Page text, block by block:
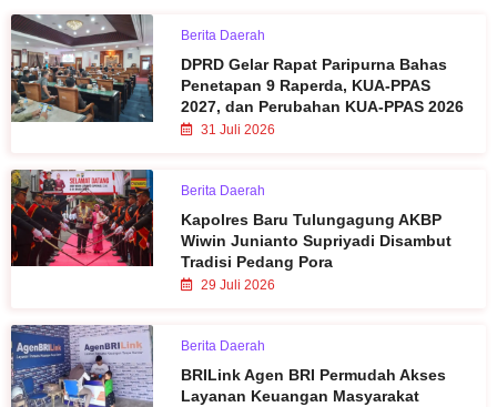
Berita Daerah
DPRD Gelar Rapat Paripurna Bahas
Penetapan 9 Raperda, KUA-PPAS
2027, dan Perubahan KUA-PPAS 2026
31 Juli 2026
Berita Daerah
Kapolres Baru Tulungagung AKBP
Wiwin Junianto Supriyadi Disambut
Tradisi Pedang Pora
29 Juli 2026
Berita Daerah
BRILink Agen BRI Permudah Akses
Layanan Keuangan Masyarakat